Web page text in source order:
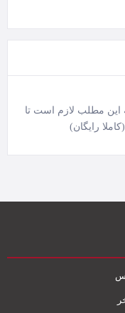
این مطلب لازم است تا
رایگان)